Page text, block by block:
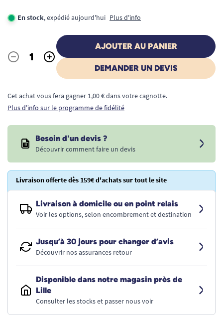
En stock, expédié aujourd'hui Plus d'info
Quantité
- +
AJOUTER AU PANIER
DEMANDER UN DEVIS
Cet achat vous fera gagner 1,00 € dans votre cagnotte.
Plus d'info sur le programme de fidélité
Besoin d'un devis ?
Découvrir comment faire un devis
Livraison offerte dès 159€ d'achats sur tout le site
Livraison à domicile ou en point relais
Voir les options, selon encombrement et destination
Jusqu’à 30 jours pour changer d’avis
Découvrir nos assurances retour
Disponible dans notre magasin près de
Lille
Consulter les stocks et passer nous voir